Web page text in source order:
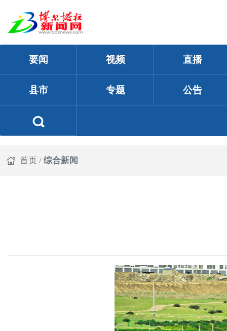
要闻 视频 直播
县市 专题 公告
首页/综合新闻